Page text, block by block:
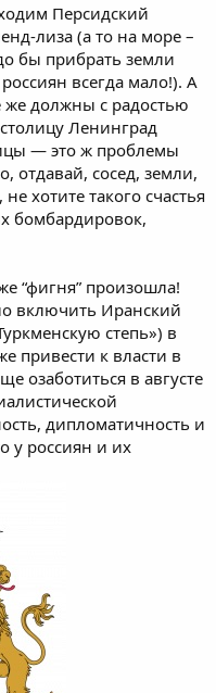
Персидский
лиза (а то на море –
бы прибрать земли
всегда мало!). А
же должны с радостью
Ленинград
— это ж проблемы
отдавай, сосед, земли,
хотите такого счастья
бомбардировок,
“фигня” произошла!
включить Иранский
степь») в
привести к власти в
озаботиться в августе
дипломатичность и
у россиян и их